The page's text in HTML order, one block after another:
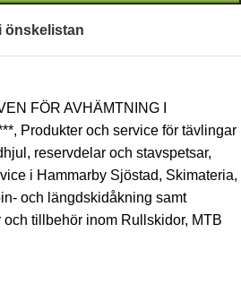
önskelistan
FÖR AVHÄMTNING I
, Produkter och service för tävlingar
reservdelar och stavspetsar,
i Hammarby Sjöstad, Skimateria,
och längdskidåkning samt
tillbehör inom Rullskidor, MTB